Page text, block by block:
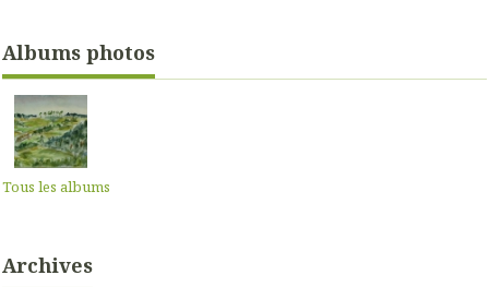
Albums photos
Tous les albums
Archives